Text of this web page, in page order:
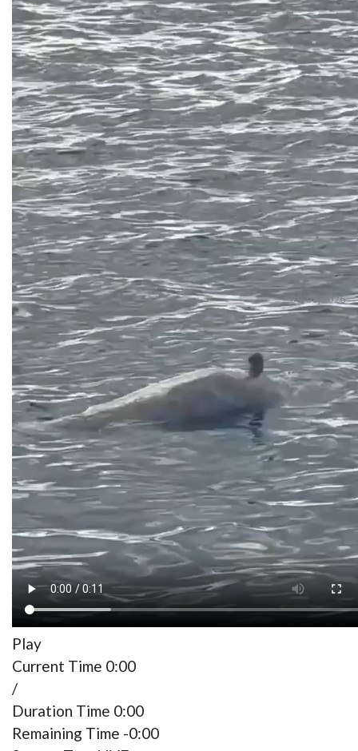
Play
Current Time 0:00
/
Duration Time 0:00
Remaining Time -0:00
Lígia Neves 09/08/2026
Partilhar
Numa praia, em Santa Cruz, banhistas depararam-se
esta manhã com um animal marinho morto a boiar
sobre a água.
Pelas imagens enviadas à redação, é possível ver que
o corpo se encontrava próximo ao calhau, embora
não seja notório qual o animal em questão, tendo
sido levantadas as hipóteses de se tratar de um
golfinho ou de uma foca.
Para já, o JM aguarda mais informações, sabendo
tratar-se de uma ocorrência numa área de veleiros e
barcos.